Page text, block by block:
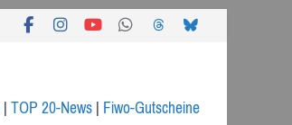
|TOP 20-News|Fiwo-Gutscheine